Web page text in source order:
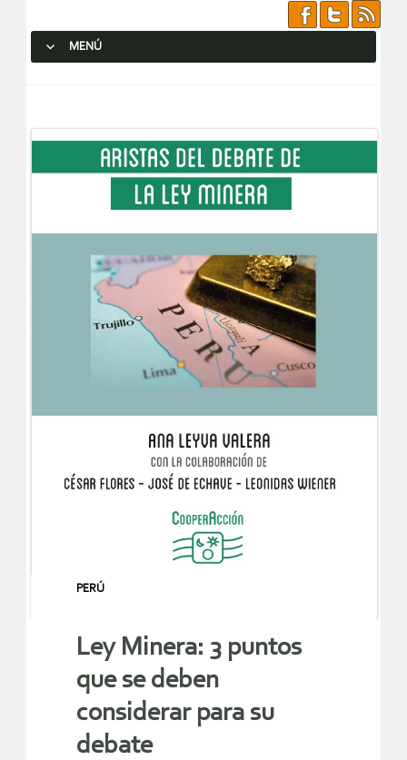
MENÚ
PERÚ
Ley Minera: 3 puntos
que se deben
considerar para su
debate